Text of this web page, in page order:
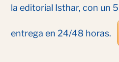
la editorial Isthar, con un
entrega en 24/48 horas.